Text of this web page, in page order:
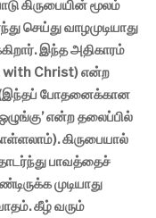
கிருபையின் மூலம்
வாழமுடியாது
இந்த அதிகாரம்
with Christ) என்ற
(இந்தப் போதனைக்கான
என்ற தலைப்பில்
கிருபையால்
பாவத்தைச்
முடியாது
கீழ் வரும்